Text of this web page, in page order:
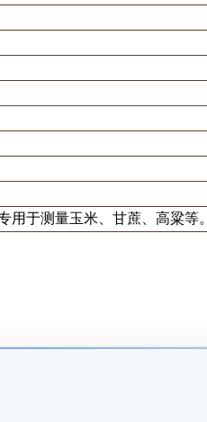
于测量玉米、甘蔗、高粱等。